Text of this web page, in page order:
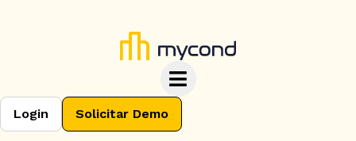
Login Solicitar Demo